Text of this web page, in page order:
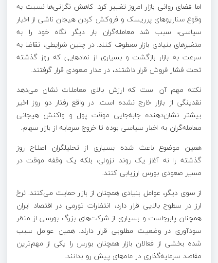
اما فضای روانی بازار امروز تغییر کرد. کاهش نگرانی‌ها نسبت به
وقوع سناریوهای پرریسک و فروکش کردن هیجان ناشی از اخبار
سیاسی، سبب شد معامله‌گران بار دیگر نگاه خود را به
متغیرهای بنیادی بازار معطوف کنند. در چنین شرایطی، تقاضا به
سرعت به بازار بازگشت و بسیاری از نمادهایی که روز گذشته
تحت فشار فروش قرار داشتند، در مدار صعودی قرار گرفتند.
نکته مهم آن است که ارزش بالای معاملات نشان می‌دهد
نقدینگی از بازار خارج نشده است. در واقع رفتار دو روز اخیر
بیشتر نشان‌دهنده جابه‌جایی موقت پول و واکنش هیجانی
معامله‌گران به اخبار سیاسی بوده تا خروج سرمایه از بازار سهام.
همین موضوع باعث شده بسیاری از تحلیلگران اصلاح روز
گذشته را نه آغاز یک روند نزولی، بلکه یک وقفه موقت در
مسیر صعودی بورس ارزیابی کنند.
از سوی دیگر، عوامل بنیادی همچنان از بازار حمایت می‌کنند. نرخ
ارز در سطوح بالایی قرار دارد، انتظارات تورمی در اقتصاد ایران
همچنان پابرجاست و بسیاری از شرکت‌های بزرگ بورسی از منظر
سودآوری در وضعیت مطلوبی قرار دارند. همین عوامل سبب
شده بخشی از فعالان بازار همچنان بورس را یکی از مهم‌ترین
مقاصد سرمایه‌گذاری در ماه‌های پیش رو بدانند.